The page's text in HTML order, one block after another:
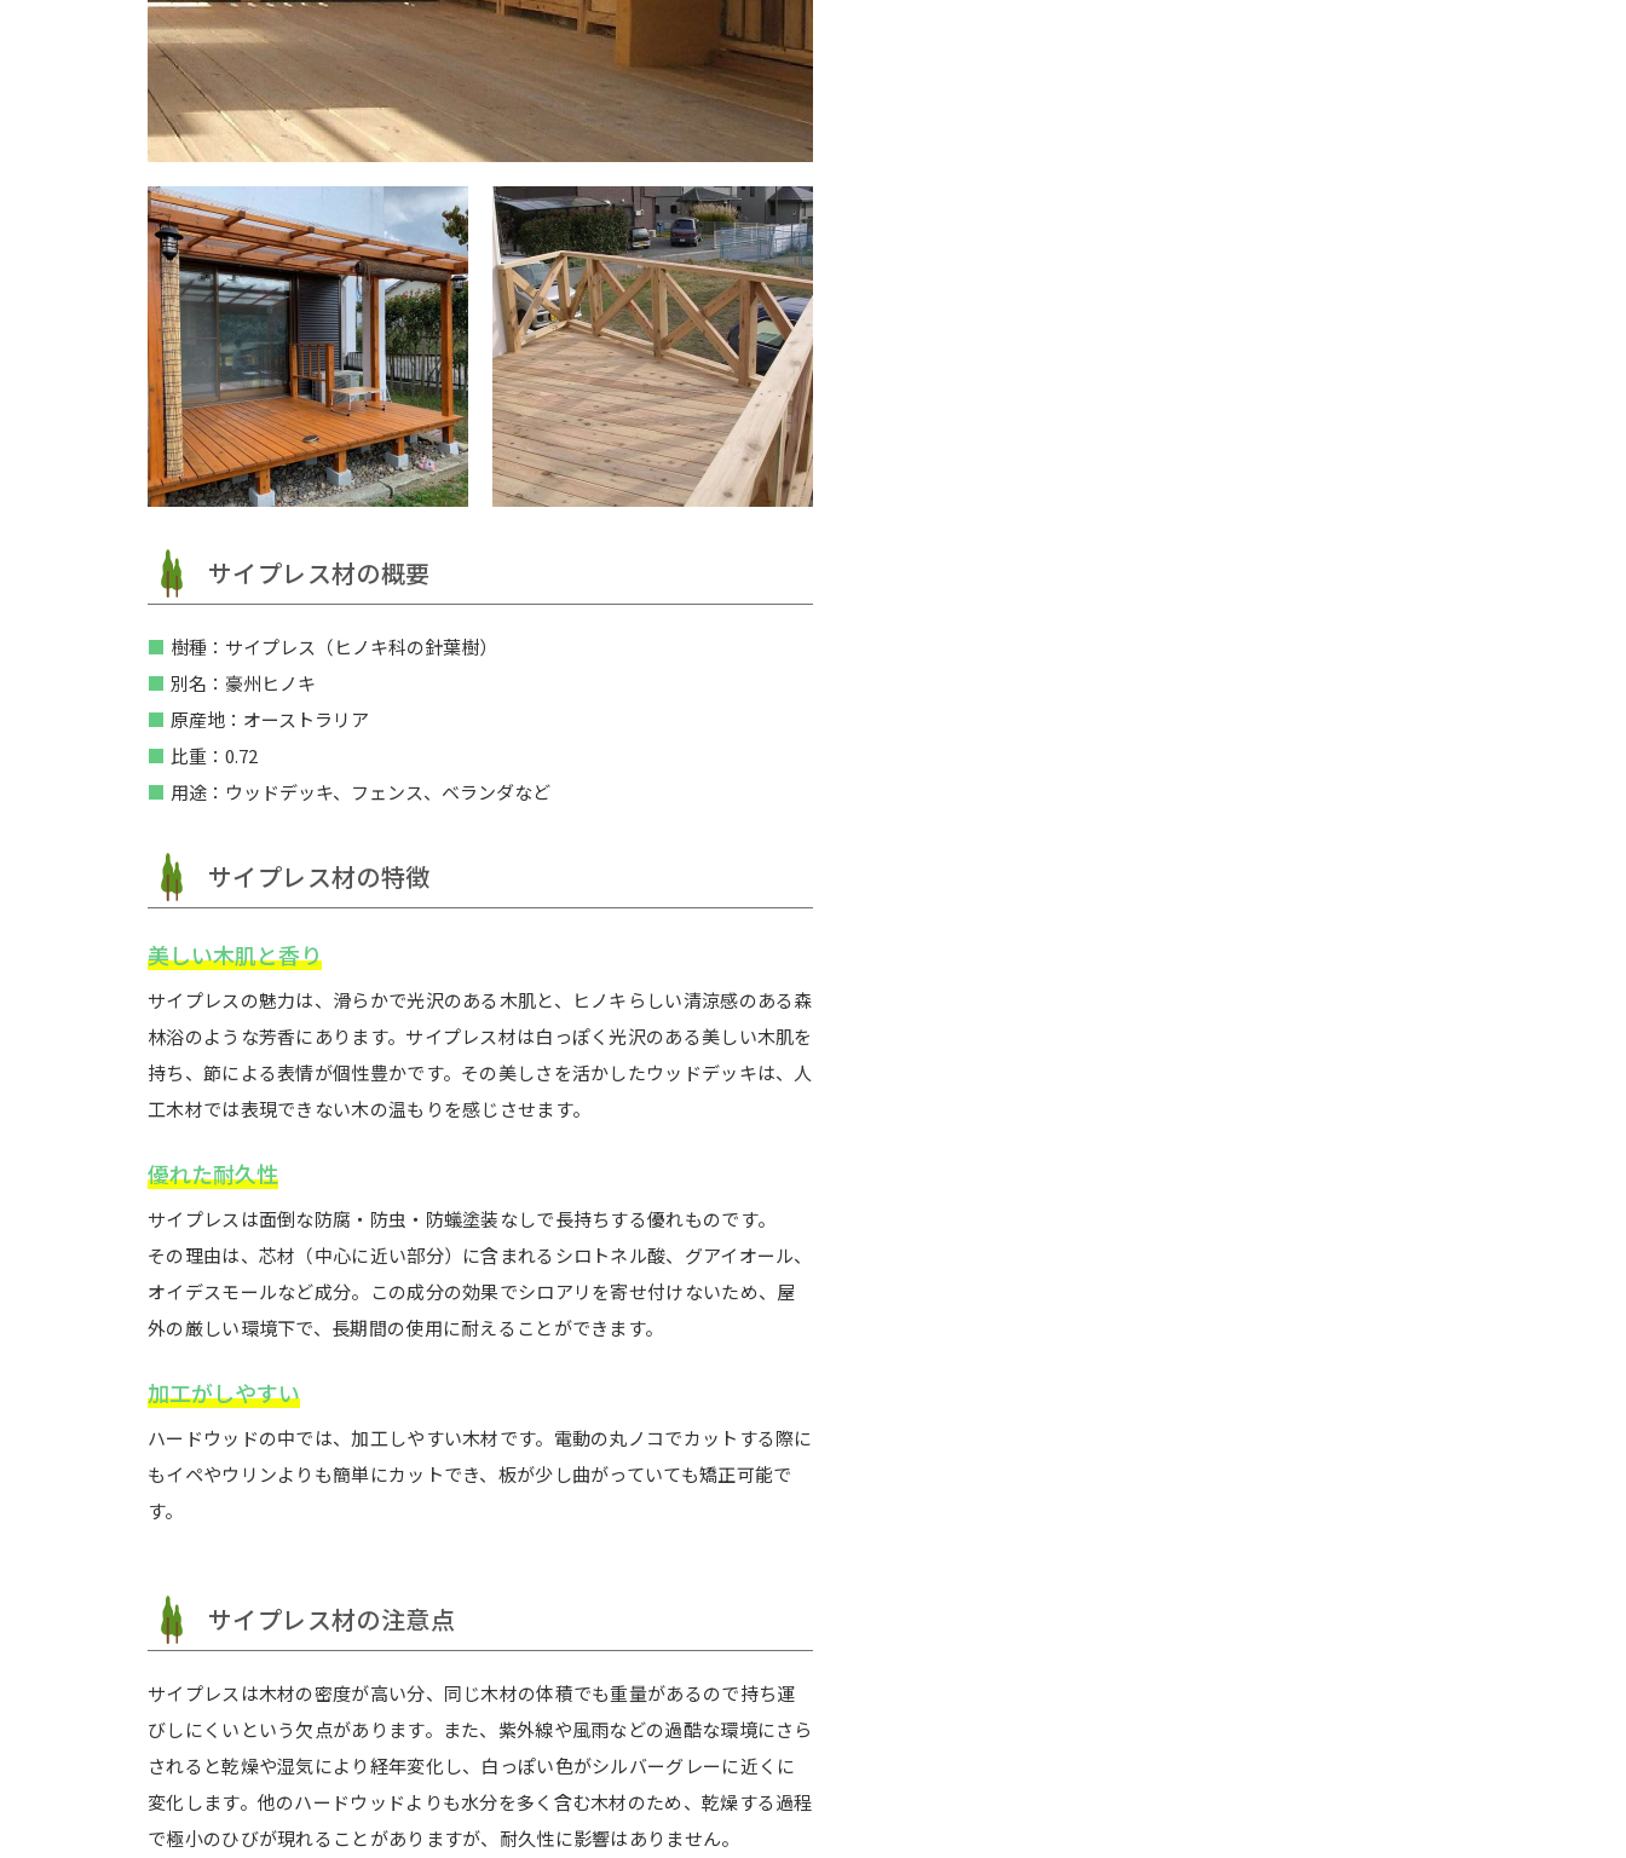
サイプレス材の概要
樹種：サイプレス（ヒノキ科の針葉樹）
別名：豪州ヒノキ
原産地：オーストラリア
比重：0.72
用途：ウッドデッキ、フェンス、ベランダなど
サイプレス材の特徴
美しい木肌と香り
サイプレスの魅力は、滑らかで光沢のある木肌と、ヒノキらしい清涼感のある森
林浴のような芳香にあります。サイプレス材は白っぽく光沢のある美しい木肌を
持ち、節による表情が個性豊かです。その美しさを活かしたウッドデッキは、人
工木材では表現できない木の温もりを感じさせます。
優れた耐久性
サイプレスは面倒な防腐・防虫・防蟻塗装なしで長持ちする優れものです。
その理由は、芯材（中心に近い部分）に含まれるシロトネル酸、グアイオール、
オイデスモールなど成分。この成分の効果でシロアリを寄せ付けないため、屋
外の厳しい環境下で、長期間の使用に耐えることができます。
加工がしやすい
ハードウッドの中では、加工しやすい木材です。電動の丸ノコでカットする際に
もイペやウリンよりも簡単にカットでき、板が少し曲がっていても矯正可能で
す。
サイプレス材の注意点
サイプレスは木材の密度が高い分、同じ木材の体積でも重量があるので持ち運
びしにくいという欠点があります。また、紫外線や風雨などの過酷な環境にさら
されると乾燥や湿気により経年変化し、白っぽい色がシルバーグレーに近くに
変化します。他のハードウッドよりも水分を多く含む木材のため、乾燥する過程
で極小のひびが現れることがありますが、耐久性に影響はありません。